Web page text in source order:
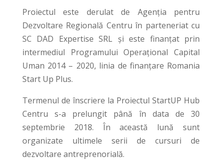
Proiectul este derulat de Agenția pentru
Dezvoltare Regională Centru în parteneriat cu
SC DAD Expertise SRL și este finanţat prin
intermediul Programului Operațional Capital
Uman 2014 – 2020, linia de finanțare Romania
Start Up Plus.
Termenul de înscriere la Proiectul StartUP Hub
Centru s-a prelungit până în data de 30
septembrie 2018. În această lună sunt
organizate ultimele serii de cursuri de
dezvoltare antreprenorială.